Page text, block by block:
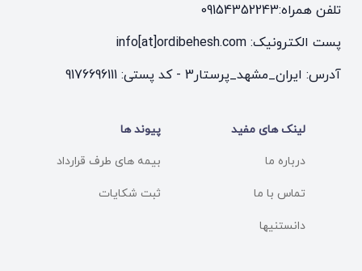
تلفن همراه:09154352243
پست الکترونیک: info[at]ordibehesh.com
آدرس: ایران_مشهد_پرستار3 - کد پستی: 9176696111
لینک های مفید
درباره ما
تماس با ما
دانستنیها
پیوند ها
بیمه های طرف قرارداد
ثبت شکایات